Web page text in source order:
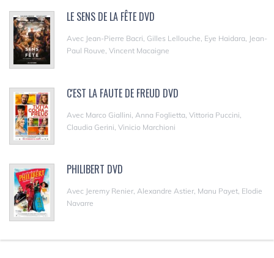
LE SENS DE LA FÊTE DVD
Avec Jean-Pierre Bacri, Gilles Lellouche, Eye Haidara, Jean-
Paul Rouve, Vincent Macaigne
C'EST LA FAUTE DE FREUD DVD
Avec Marco Giallini, Anna Foglietta, Vittoria Puccini,
Claudia Gerini, Vinicio Marchioni
PHILIBERT DVD
Avec Jeremy Renier, Alexandre Astier, Manu Payet, Elodie
Navarre